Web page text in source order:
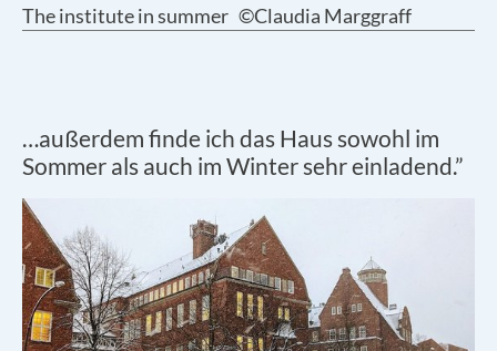
The institute in summer ©Claudia Marggraff
…außerdem finde ich das Haus sowohl im
Sommer als auch im Winter sehr einladend.”